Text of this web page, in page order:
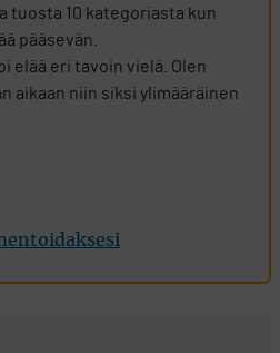
tuosta 10 kategoriasta kun
pääsevän.
elää eri tavoin vielä. Olen
aikaan niin siksi ylimääräinen